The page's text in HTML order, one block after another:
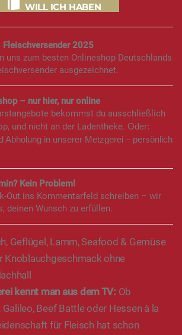
WILL ICH HABEN
Fleischversender 2025
uns zum besten Onlineshop Deutschlands
ausgezeichnet.
– nur hier, nur online
bekommst du ausschließlich
und nicht an der Ladentheke. Oder:
Abholung in unserer Metzgerei – persönlich
Kein Problem!
Out ins Kommentarfeld schreiben – wir
deinen Wunsch zu erfüllen.
Geflügel, Lamm, Seafood & Gemüse
Knoblauchgeschmack ohne
kennt man aus dem TV: Ob
Beef Battle oder Hessen à la
für Fleisch hat schon